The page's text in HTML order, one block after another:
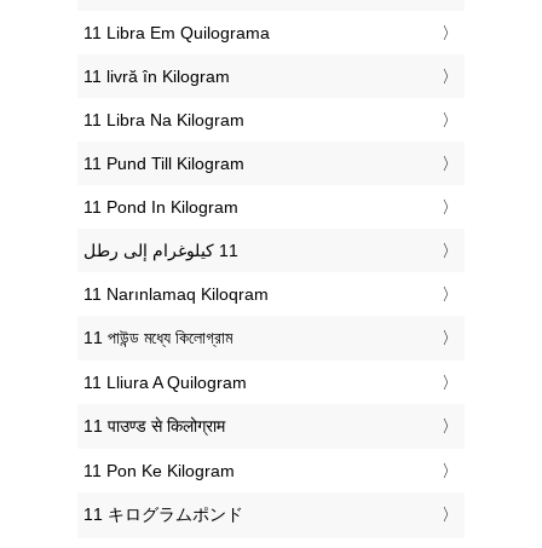
‎11 Libra Em Quilograma
‎11 livră în Kilogram
‎11 Libra Na Kilogram
‎11 Pund Till Kilogram
‎11 Pond In Kilogram
‎11 Narınlamaq Kiloqram
‎11 পাউন্ড মধ্যে কিলোগ্রাম
‎11 Lliura A Quilogram
‎11 पाउण्ड से किलोग्राम
‎11 Pon Ke Kilogram
‎11 キログラムポンド